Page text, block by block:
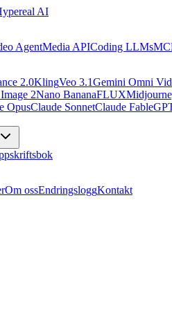
AI
AgentMedia APICoding LLMs
2.0KlingVeo 3.1Gemini Omni
2Nano BananaFLUX
OpusClaude SonnetClaude Fable
Om ossEndringsloggKontakt